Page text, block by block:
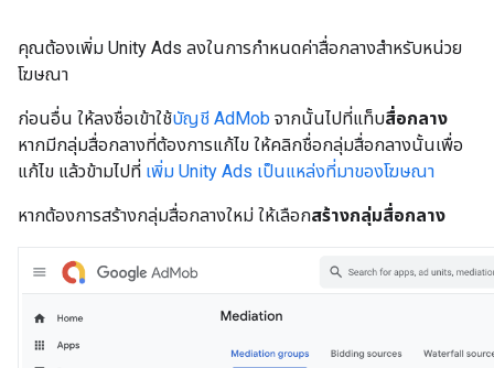
คุณต้องเพิ่ม Unity Ads ลงในการกำหนดค่าสื่อกลางสำหรับหน่วย
โฆษณา
ก่อนอื่น ให้ลงชื่อเข้าใช้บัญชี AdMob จากนั้นไปที่แท็บสื่อกลาง
หากมีกลุ่มสื่อกลางที่ต้องการแก้ไข ให้คลิกชื่อกลุ่มสื่อกลางนั้นเพื่อ
แก้ไข แล้วข้ามไปที่ เพิ่ม Unity Ads เป็นแหล่งที่มาของโฆษณา
หากต้องการสร้างกลุ่มสื่อกลางใหม่ ให้เลือกสร้างกลุ่มสื่อกลาง